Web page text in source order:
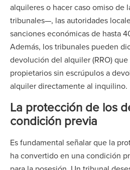
alquileres o hacer caso omiso de
tribunales—, las autoridades
sanciones económicas de hasta
Además, los tribunales pueden
devolución del alquiler (RRO)
propietarios sin escrúpulos a
alquiler directamente al inquilino.
La protección de los
condición previa
Es fundamental señalar que la
ha convertido en una condición